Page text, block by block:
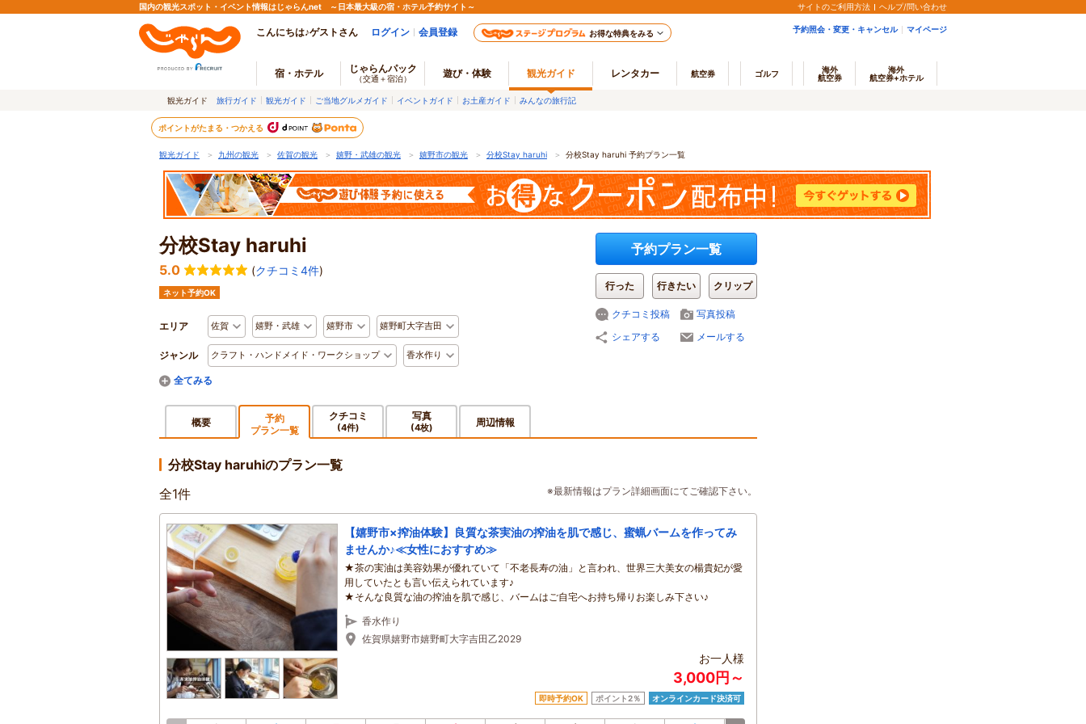
国内の観光スポット・イベント情報はじゃらんnet ～日本最大級の宿・ホテル予約サイト～ サイトのご利用方法 ヘルプ/問い合わせ
こんにちは♪ゲストさん ログイン 会員登録 お得な特典をみる 予約照会・変更・キャンセル マイページ
宿・ホテル じゃらんパック
（交通＋宿泊） 遊び・体験 観光ガイド レンタカー 航空券 ゴルフ
海外
航空券
海外
航空券+ホテル
観光ガイド 旅行ガイド 観光ガイド ご当地グルメガイド イベントガイド お土産ガイド みんなの旅行記
ポイントがたまる・つかえる
観光ガイド ＞ 九州の観光 ＞ 佐賀の観光 ＞ 嬉野・武雄の観光 ＞ 嬉野市の観光 ＞ 分校Stay haruhi ＞ 分校Stay haruhi 予約プラン一覧
分校Stay haruhi
5.0 (クチコミ4件)
ネット予約OK
エリア 佐賀 嬉野・武雄 嬉野市 嬉野町大字吉田
ジャンル クラフト・ハンドメイド・ワークショップ 香水作り
予約プラン一覧
行った 行きたい クリップ
クチコミ投稿
写真投稿
シェアする
メールする
概要
予約
プラン一覧
クチコミ
(4件)
写真
(4枚) 周辺情報
分校Stay haruhiのプラン一覧
全1件 ※最新情報はプラン詳細画面にてご確認下さい。
【嬉野市×搾油体験】良質な茶実油の搾油を肌で感じ、蜜蝋バームを作ってみ
ませんか♪≪女性におすすめ≫
★茶の実油は美容効果が優れていて「不老長寿の油」と言われ、世界三大美女の楊貴妃が愛
用していたとも言い伝えられています♪
★そんな良質な油の搾油を肌で感じ、バームはご自宅へお持ち帰りお楽しみ下さい♪
香水作り
佐賀県嬉野市嬉野町大字吉田乙2029
お一人様
3,000円～
即時予約OK ポイント2％ オンラインカード決済可